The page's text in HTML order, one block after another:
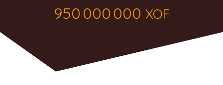
Contact
950 000 000 XOF